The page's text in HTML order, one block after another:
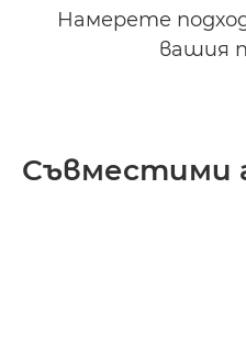
Намерете
вашия
Съвместими